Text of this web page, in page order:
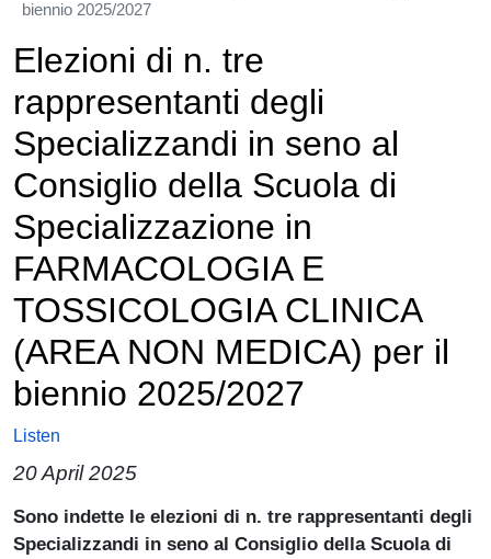
biennio 2025/2027
Elezioni di n. tre
rappresentanti degli
Specializzandi in seno al
Consiglio della Scuola di
Specializzazione in
FARMACOLOGIA E
TOSSICOLOGIA CLINICA
(AREA NON MEDICA) per il
biennio 2025/2027
Listen
20 April 2025
Paragrafo
Sono indette le elezioni di n. tre rappresentanti degli
Specializzandi in seno al Consiglio della Scuola di